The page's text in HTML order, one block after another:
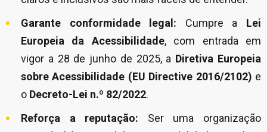
Garante conformidade legal: Cumpre a Lei
Europeia da Acessibilidade, com entrada em
vigor a 28 de junho de 2025,a Diretiva Europeia
sobre Acessibilidade (EU Directive 2016/2102) e
o Decreto-Lei n.º 82/2022.
Reforça a reputação: Ser uma organização